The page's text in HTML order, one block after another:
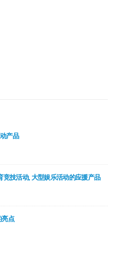
产品
竞技活动, 大型娱乐活动的应援产品
亮点